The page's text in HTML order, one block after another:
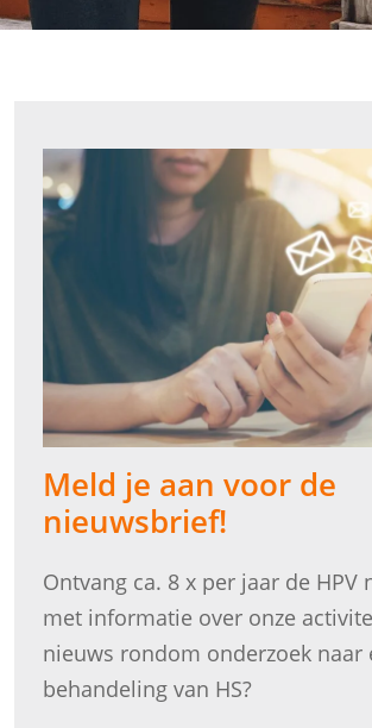
Meld je aan voor de
nieuwsbrief!
Ontvang ca. 8 x per jaar de HPV
met informatie over onze
nieuws rondom onderzoek naar
behandeling van HS?